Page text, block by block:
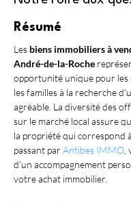
Résumé
Les biens immobiliers à
André-de-la-Roche
opportunité unique pour les
les familles à la recherche
agréable. La diversité des
sur le marché local assure
la propriété qui correspond
passant par Antibes IMMO
d'un accompagnement
votre achat immobilier.